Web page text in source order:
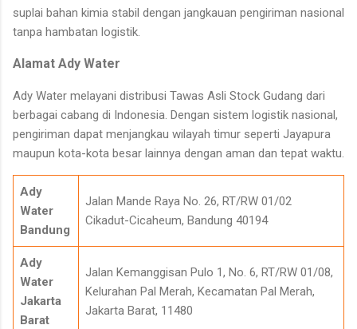
suplai bahan kimia stabil dengan jangkauan pengiriman nasional
tanpa hambatan logistik.
Alamat Ady Water
Ady Water melayani distribusi Tawas Asli Stock Gudang dari
berbagai cabang di Indonesia. Dengan sistem logistik nasional,
pengiriman dapat menjangkau wilayah timur seperti Jayapura
maupun kota-kota besar lainnya dengan aman dan tepat waktu.
Ady
Water
Bandung
Jalan Mande Raya No. 26, RT/RW 01/02
Cikadut-Cicaheum, Bandung 40194
Ady
Water
Jakarta
Barat
Jalan Kemanggisan Pulo 1, No. 6, RT/RW 01/08,
Kelurahan Pal Merah, Kecamatan Pal Merah,
Jakarta Barat, 11480